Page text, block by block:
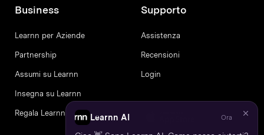
Business
Learnn per Aziende
Partnership
Assumi su Learnn
Insegna su Learnn
Regala Learnn
Supporto
Assistenza
Recensioni
Login
Learnn AI Ora